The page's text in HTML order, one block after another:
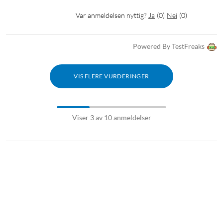
Var anmeldelsen nyttig? Ja (0) Nei (0)
Powered By TestFreaks
VIS FLERE VURDERINGER
Viser 3 av 10 anmeldelser